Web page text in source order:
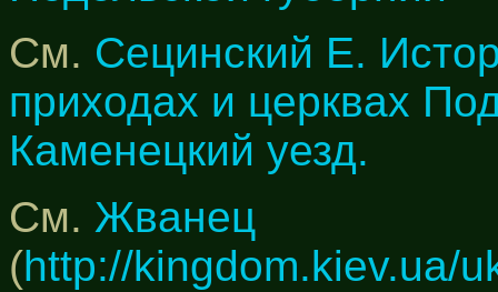
См. Сецинский Е.
приходах и церквах
Каменецкий уезд.
См. Жванец
(http://kingdom.kiev.ua/